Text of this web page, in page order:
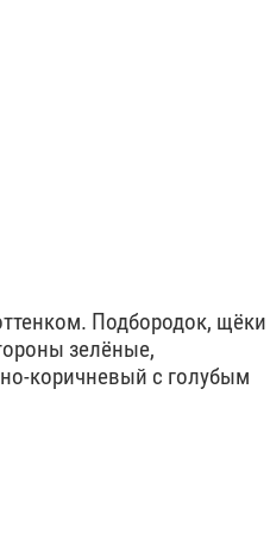
Подбородок, щёки
зелёные,
коричневый с голубым